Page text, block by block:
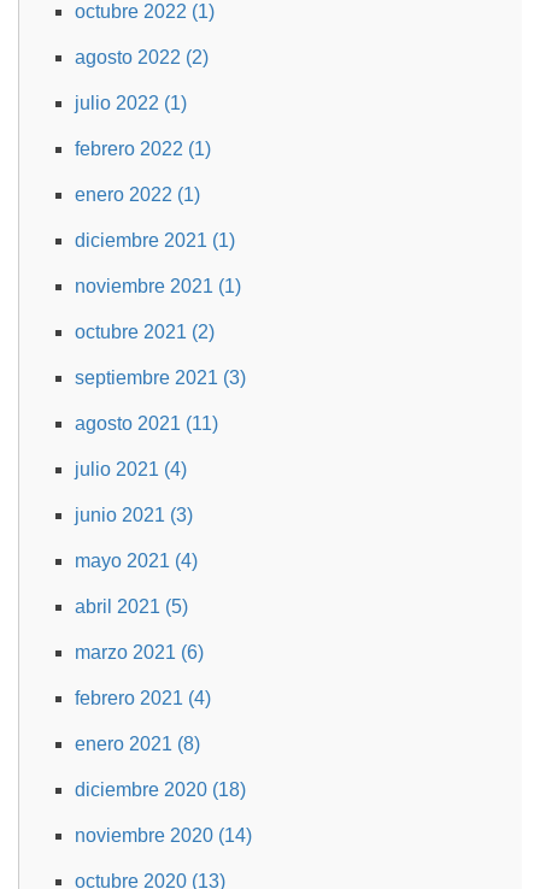
octubre 2022 (1)
agosto 2022 (2)
julio 2022 (1)
febrero 2022 (1)
enero 2022 (1)
diciembre 2021 (1)
noviembre 2021 (1)
octubre 2021 (2)
septiembre 2021 (3)
agosto 2021 (11)
julio 2021 (4)
junio 2021 (3)
mayo 2021 (4)
abril 2021 (5)
marzo 2021 (6)
febrero 2021 (4)
enero 2021 (8)
diciembre 2020 (18)
noviembre 2020 (14)
octubre 2020 (13)